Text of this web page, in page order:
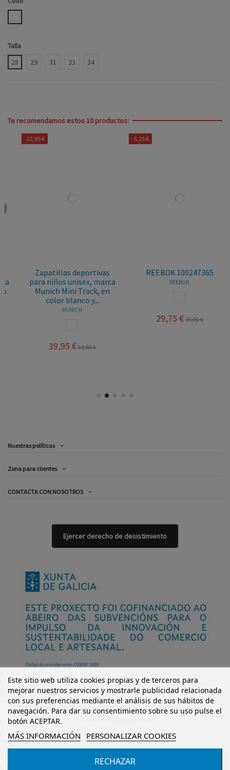
Talla
28
29 31 33 34
Te recomendamos estos 10 productos:
-22,95 €
Zapatillas deportivas
para niños unisex, marca
Munich Mini Track, en
color blanco y...
MUNICH
39,95 € 62,90 €
-5,25 €
REEBOK 100247365
REEBOK
29,75 € 35,00 €
Nuestras políticas
Zona para clientes
CONTACTA CON NOSOTROS
Este sitio web utiliza cookies propias y de terceros para
mejorar nuestros servicios y mostrarle publicidad relacionada
con sus preferencias mediante el análisis de sus hábitos de
navegación. Para dar su consentimiento sobre su uso pulse el
botón ACEPTAR.
MÁS INFORMACIÓN PERSONALIZAR COOKIES
RECHAZAR
Ejercer derecho de desistimiento
© Mi Castillo Kinder Shoes S.L. Todos los derechos reservados.